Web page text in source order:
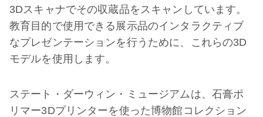
3Dスキャナでその収蔵品をスキャンしています。
教育目的で使用できる展示品のインタラクティブ
なプレゼンテーションを行うために、これらの3D
モデルを使用します。
ステート・ダーウィン・ミュージアムは、石膏ポ
リマー3Dプリンターを使った博物館コレクション